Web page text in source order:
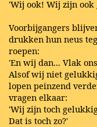
'Wij ook! Wij zijn
Voorbijgangers
drukken hun neus
roepen:
'En wij dan... Vlak
Alsof wij niet
lopen peinzend
vragen elkaar:
'Wij zijn toch
Dat is toch zo?'